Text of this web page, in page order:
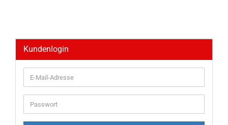
Kundenlogin
E-
Mail-
Adresse
Passwort